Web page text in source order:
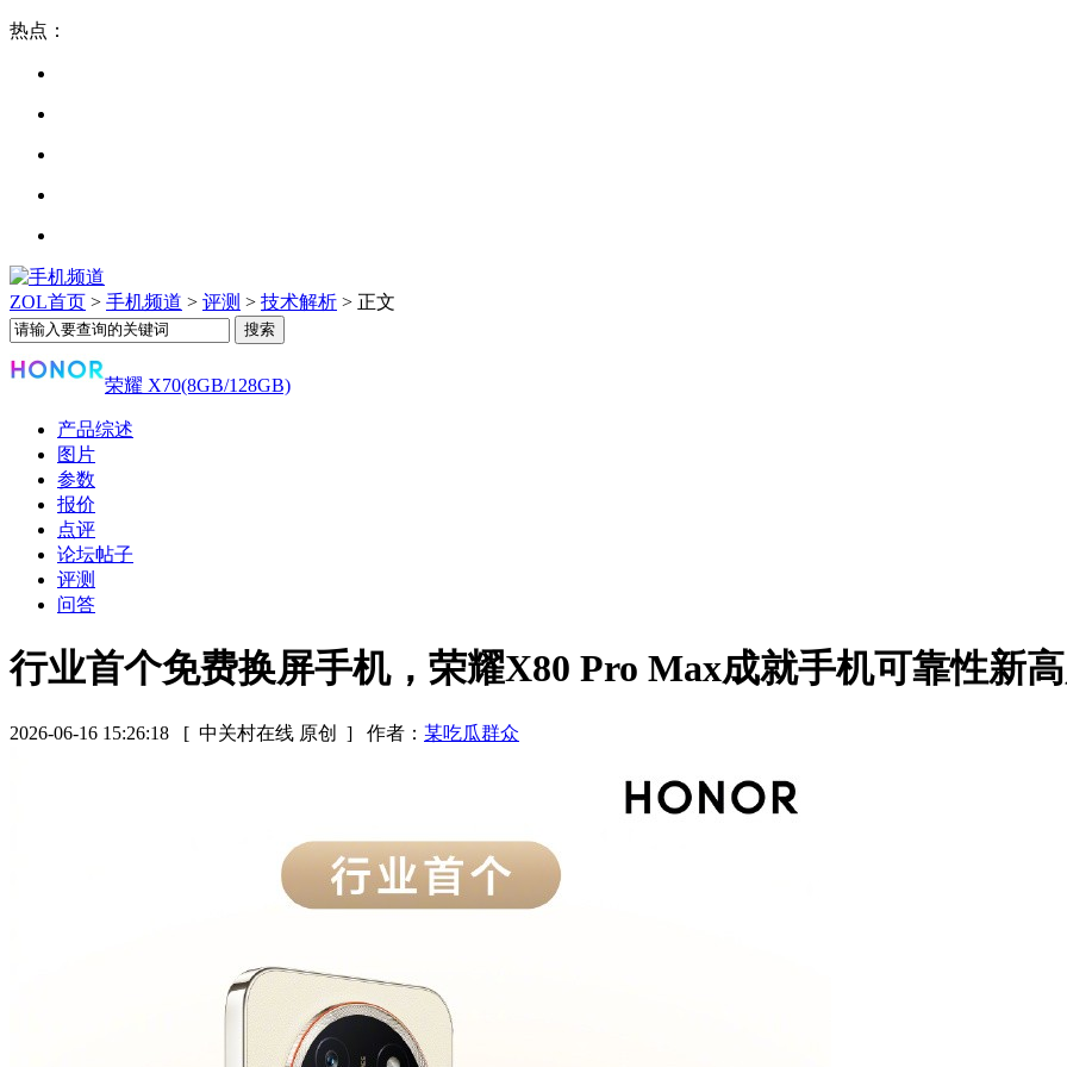
热点：
ZOL首页 > 手机频道 > 评测 > 技术解析 > 正文
荣耀 X70(8GB/128GB)
产品综述
图片
参数
报价
点评
论坛帖子
评测
问答
行业首个免费换屏手机，荣耀X80 Pro Max成就手机可靠性新
2026-06-16 15:26:18 [ 中关村在线 原创 ] 作者： 某吃瓜群众